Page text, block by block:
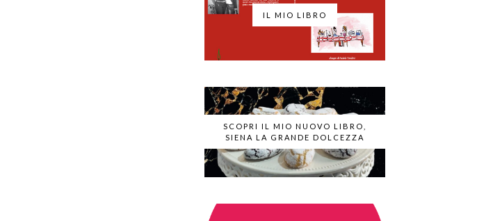
IL MIO LIBRO
SCOPRI IL MIO NUOVO LIBRO,
SIENA LA GRANDE DOLCEZZA